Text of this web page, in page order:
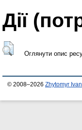
Дії
Оглянути опис
© 2008–2026 Zhytomyr